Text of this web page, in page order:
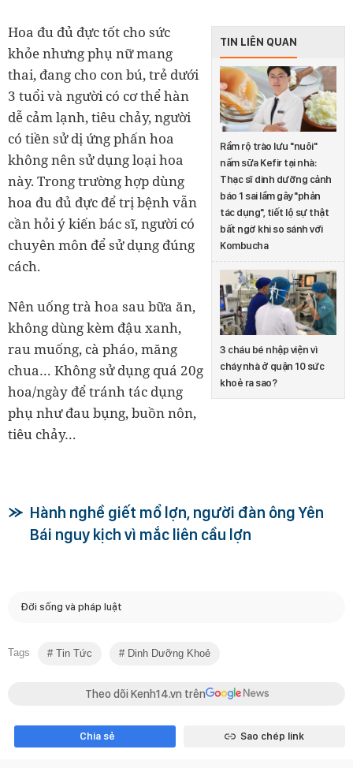
TIN LIÊN QUAN
Rầm rộ trào lưu "nuôi"
nấm sữa Kefir tại nhà:
Thạc sĩ dinh dưỡng cảnh
báo 1 sai lầm gây "phản
tác dụng", tiết lộ sự thật
bất ngờ khi so sánh với
Kombucha
3 cháu bé nhập viện vì
cháy nhà ở quận 10 sức
khoẻ ra sao?
Hoa đu đủ đực tốt cho sức
khỏe nhưng phụ nữ mang
thai, đang cho con bú, trẻ dưới
3 tuổi và người có cơ thể hàn
dễ cảm lạnh, tiêu chảy, người
có tiền sử dị ứng phấn hoa
không nên sử dụng loại hoa
này. Trong trường hợp dùng
hoa đu đủ đực để trị bệnh vẫn
cần hỏi ý kiến bác sĩ, người có
chuyên môn để sử dụng đúng
cách.
Nên uống trà hoa sau bữa ăn,
không dùng kèm đậu xanh,
rau muống, cà pháo, măng
chua… Không sử dụng quá 20g
hoa/ngày để tránh tác dụng
phụ như đau bụng, buồn nôn,
tiêu chảy…
Hành nghề giết mổ lợn, người đàn ông Yên
Bái nguy kịch vì mắc liên cầu lợn
Đời sống và pháp luật
Tags Tin Tức Dinh Dưỡng Khoẻ
Theo dõi Kenh14.vn trên
Chia sẻ Sao chép link